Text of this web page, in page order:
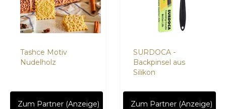
Tashce Motiv
Nudelholz
Zum Partner (Anzeige)
SURDOCA -
Backpinsel aus
Silikon
Zum Partner (Anzeige)